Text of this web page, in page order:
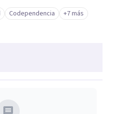
de la manera en que nuestras
forma de sentir, pensar y
basado en la
y el respeto por el ritmo de
y herramientas de
informado en trauma para
personales, desarrollar
Codependencia +7 más